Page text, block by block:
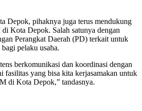
Depok, pihaknya juga terus mendukung
Kota Depok. Salah satunya dengan
Perangkat Daerah (PD) terkait untuk
pelaku usaha.
berkomunikasi dan koordinasi dengan
fasilitas yang bisa kita kerjasamakan untuk
di Kota Depok,” tandasnya.